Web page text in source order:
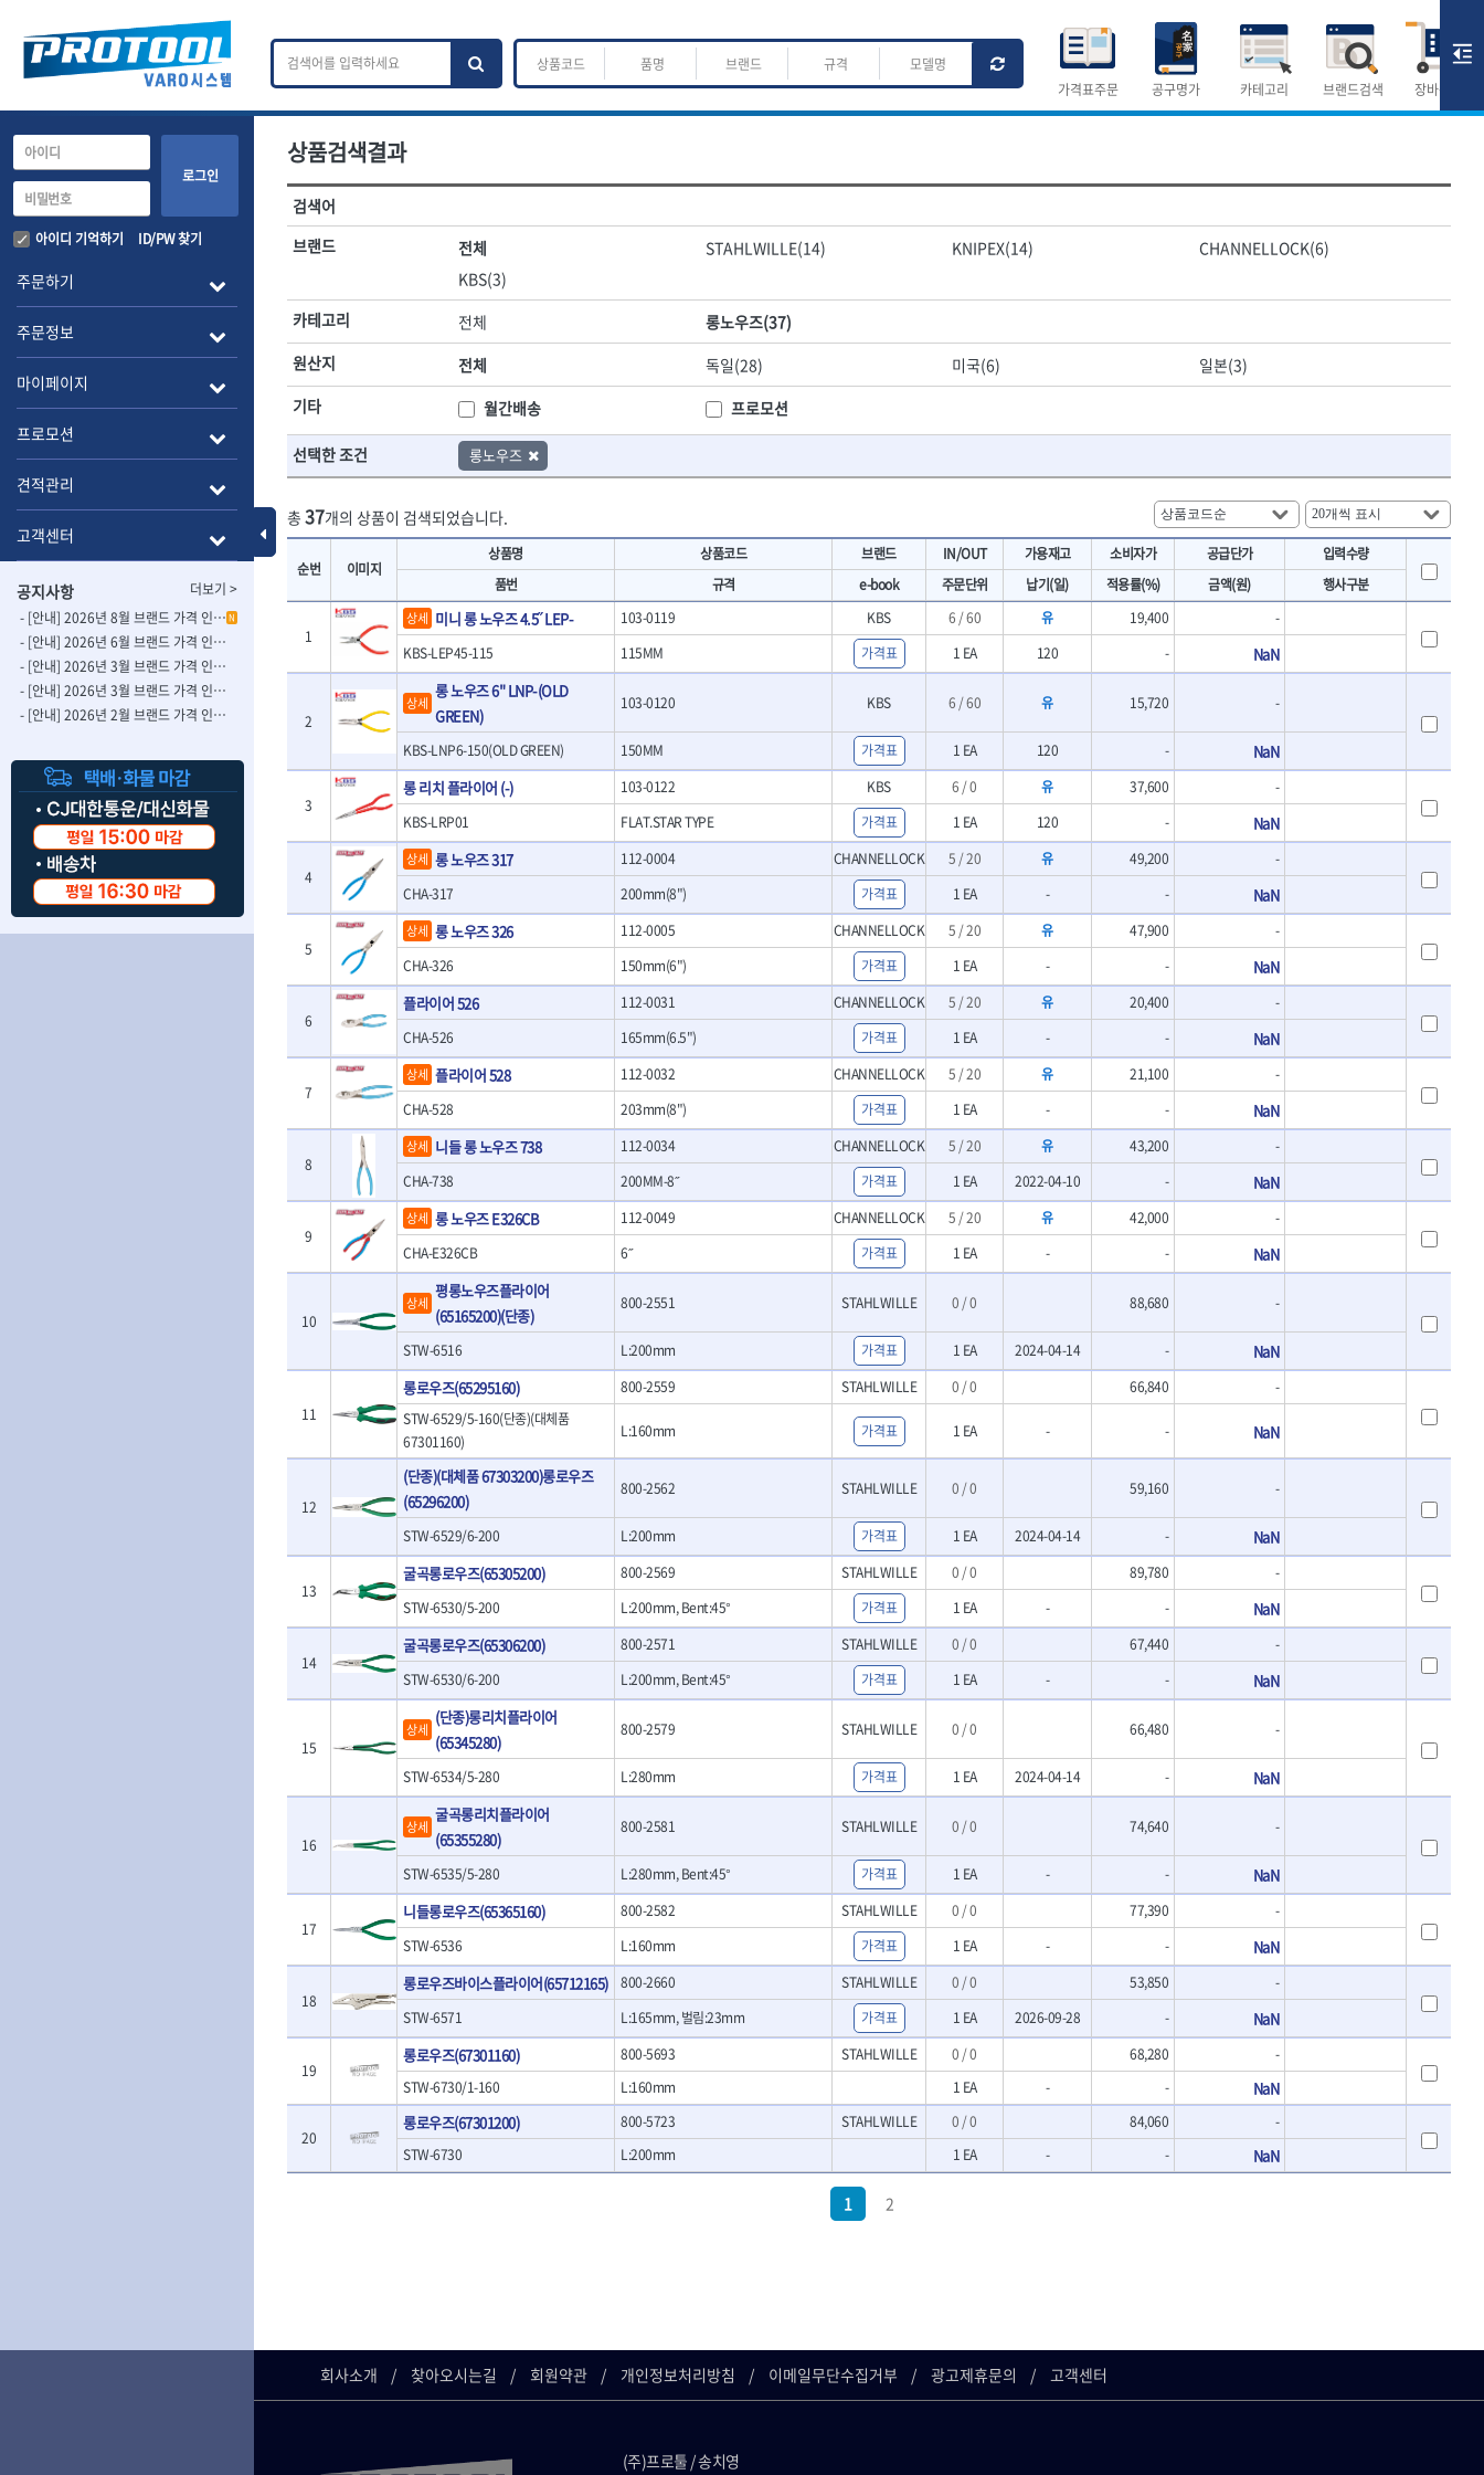
Toggle Menu
가격표주문 공구명가 카테고리 브랜드검색 장바구니
작업공구.종합공구
- 소켓
- 세미롱소켓
- 엑스트라롱소켓
- 임팩소켓
- 임팩세미롱소켓
- 임팩롱소켓
- 유니버셜소켓
- 롱별소켓
- 임팩롱별소켓
- 육각비트소켓
- 임팩육각비트소켓
- 별비트소켓
- XZN비트소켓
- 임팩육각비트
- 임팩비트
- 유니버셜조인트
- 연결대
- 임팩연결대
- 볼연결대
- 라쳇핸들
- 퀵릴리스라쳇핸들
- 육각비트소켓레일세트
- 너트드라이버
- 일자드라이버
배관.전동.에어.운반
배관공구.장비
- 파이프렌치
- 스트랩락파이프핸들
- 파이프커터
- 튜빙커터
- 리머
- 동파이프확관기
- 파이프나사산가공기
- 오스타세트
- 바이스
- 파이프바이스
- 유압전선압착기
- 듀잇밴더
- 마이크로드레인
- 마이크로릴
- 시스네이크컴팩
- 시스네이크미니릴
- 시스네이크
- 배관검사용모니터
- 내시경카메라
- 라인송신기
- 탐지용수신기
- 콤비네이션청소기
- 수동스피너
- 프렉스샤프트
- 액세서리
- 전동드럼머신
- 스프링청소기
- 고압파이프세척기
- 건/습식 청소기
- 청소기악세서리
- 체인파이프렌치
- 동파이프커터
- 플라스틱파이프커터
- 디버러
- 동파이프확관기세트
- 전동오스타세트
- 배관내시경
- 배관청소기
- 하수구청소기
- 커터
- 스프링헤드
- PVC커터
- 기타 악세사리
- 콤프레샤
전동.충전공구
- 드릴
- 드라이버
- 임팩렌치
- 샌더
- 앵글그라인더
- 컷쏘
- 각도절단기
- 플런지쏘
- 블로워
- 밴드쏘
- 원형톱
- 해머드릴
- 임팩드라이버
- 로터리해머
- 라쳇렌치
- 전동가위
- 직쏘
- 멀티커터
- 광택기
- 앵글그라인더
- 샌딩머신
- 밴드쏘
- 콤보세트
- 충전광택기
- 로터리해머
- 배터리
- 충전기
- 청소기
- 오토해머
전동악세서리
- 충전드릴용소켓
- 전동비트롱소켓
- 소켓아답타
- 악세서리
- 청소기
산업.안전.웰딩.계절
- 배관밀봉제
- 선글라스, 고글
- 블로워
- 연장선
- 케이블타이
안전용품
- 안전안경
- 안전고글
- 방진마스크
- 보호복
- 낙하방지코드
- 무릎 보호대
전기.계절상품
- 열풍기
- 히터
- 충전식분무기
- 선풍기
- 용접기
- LED충전식작업등
- LED램프
- 예초기
- 라디에이터
- 심지난로
- 온수 히터
- 열선
- 정온선
- 콤프레셔
목공공구.목공기계
- 환도
- 곡환도
- 곡아사도
- 조각도
- D형조각도
- 카빙나이프
- 나이프
- 스코프
- 손도끼
- 목공용끌
- 나무상자케이스
- 버니셔
- 가우지
- 조각칼
- 끌세트
- 대패
- 톱
- 대패날
- 미니터닝세트
- 포스너비트
- 악세사리
- 클로스샌딩롤
- 스프레이건
- 작업용톱
- 송곳
- 각끌
- 측정자
- 클립
- 컴파스
- 작업대
- 물림쇠
- 측정기
- 디지털습도측정기
- 지그그리퍼시스템
- 치즐세트
- 파팅툴
- 터닝툴세트
- 할로윙툴
- 캘리퍼
- 잭나이프
- 스코프세트
- 크래프트카버세트
- 말렛스위프
- 목공용망치
대패
- 스크래퍼
- 핸드툴세트
- 다이아몬드휠
- 테이블쏘
- 원형톱날
- 스크롤쏘날
- 숫돌
- 다이아몬드숫돌
- 루터비트
- 루터비트세트
- 직쏘날
- 디지털앵글파인더
- 띠톱날
- 모종삽
- 갈퀴
- 호미
- 스포크
- 파종기
- 홈클리너
- 삽
- 괭이
- 전동대패
- 가든툴세트
- 기타 악세사리
목공기계
- 루터, 루터테이블
측정공구.절삭공구
- 컴퍼스
- 수평기
- 레이저메타
- 검전테스터
- 토크렌치
- 디지탈토크렌치
- 토크렌치라쳇헤드
- 토크렌치스패너헤드
- 토크렌치링헤드
- 토크아답타
- 크로우풋
- 비디오스코프
- 토크드라이버세트
- 토크드라이버
- 토크드라이버블레이드
- 다이얼토크렌치
- 토크멀티플라이어
- 토크렌치비트홀다헤드
- 가방/케이스
- 홀쏘날
- 바이메탈홀쏘날
- 하이스드릴
- 드릴세트
- 아바
- 톱날
- 절단석
- 원형톱날
자동차공구.장비
자동차용장비
- 타이어탈착기
- 임팩뒤바퀴휠너트소켓
- 호스클램프플라이어
- 스파크플러그플라이어
전체 ㄷ ㄹ
A
E F J R S T U Z 숫자
전체
1-DAY ABC ACE POWER Armor Tool, LLC
AURIOU
BHS(영창망치) CHANNELLOCK
EIGHT EISHIN EKLIND
ELIPSE
ENGINEER
FLEX
HAZET
HIOKI
ISOTOOL
JOKARI KAKURI Katimax
KAWASA
KHEIRON KLEIN KNIPEX
KOKEN
KTC KUKEN LENOX(사입)
LENOX(수입)
LIENIELSEN
LOCTITE LOGOSOL(AGMA) LONCIN
MACHAN
MAFELL
MARTOR MAYHEW MCC
MORSE
NANIWA
OSEIN
PB
RICHMOND RIDGID ROBERTSORBY
ROTARY LIFT
ROTHENBERGER
RUBI RUKO RYOBI
S.Djarv Hantverk AB
SCANGRIP
Scanprobe SENCI SHINANO
SHOPVAC
SICE
SKIL SMOOS SOURCE
STANZANI SWANSON TEFENPLAST
TENGU
THETA -직판오일등
THETA-공구함 THETA-드라이버 THETA-랜턴
THETA-몽키
THETA-소켓비트 THETA-스패너 THETA-운반구
THETA-자동몽키
THETA-전동악세서리 THETA-측정 THETA-커터,가위
THETA-핸드카트
THOMAS FLINN TOP TOPTUL
TSUNESABURO TUOFU TWOCHERRYS
VAUGHAN VBW VESSEL
WIHA WOODCRAFT XCELITE
XPROTOOL-기어렌치
ZETA(LED) ZETA(PVC커터) ZETA(라디에이터)
ZETA(비트셋트)
ZETA(커터) ZONE KING 가드맨
나노원 나이텍스 대건
대건케이블
디월트 디월트 인버터 발전기 라이트 세이키
미주산업 바람돌이 백마
벡스
스팀코리아 아임삭 에버그린
에코파워팩
엠파이어 우주전열(여름)
일레드 조란 츠노다(TTC)
콰이어트존
플렉스-절단석
로그인
아이디 기억하기 ID/PW 찾기
주문하기
주문정보
마이페이지
프로모션
견적관리
고객센터
공지사항
더보기 >
- [안내] 2026년 8월 브랜드 가격 인상 사전 안내의 건 N
- [안내] 2026년 6월 브랜드 가격 인상 사전 안내의 건
- [안내] 2026년 3월 브랜드 가격 인상 사전 안내의 건-2
- [안내] 2026년 3월 브랜드 가격 인상 사전 안내의 건
- [안내] 2026년 2월 브랜드 가격 인상 사전 안내의 건
상품검색결과
검색어
브랜드
전체 STAHLWILLE(14) KNIPEX(14)
CHANNELLOCK(6)
KBS(3)
카테고리
전체
롱노우즈(37)
원산지
전체 독일(28) 미국(6)
일본(3)
기타
월간배송 프로모션
선택한 조건 롱노우즈
총 37개의 상품이 검색되었습니다.
순번 이미지
상품명 상품코드 브랜드 IN/OUT 가용재고 소비자가 공급단가
입력수량
품번
규격 e-book 주문단위 납기(일) 적용률(%) 금액(원) 행사구분
1
상세 미니 롱 노우즈 4.5˝ LEP- 103-0119 KBS 6 / 60 유 19,400
-
KBS-LEP45-115
115MM 가격표 1 EA 120 - NaN
2
상세
롱 노우즈 6" LNP-(OLD
GREEN)
103-0120 KBS 6 / 60 유 15,720 -
KBS-LNP6-150(OLD GREEN) 150MM 가격표 1 EA 120 - NaN
3
롱 리치 플라이어 (-) 103-0122 KBS 6 / 0 유 37,600
-
KBS-LRP01
FLAT.STAR TYPE 가격표 1 EA 120 - NaN
4
상세 롱 노우즈 317 112-0004 CHANNELLOCK 5 / 20 유 49,200
-
CHA-317
200mm(8") 가격표 1 EA - - NaN
5
상세 롱 노우즈 326 112-0005 CHANNELLOCK 5 / 20 유 47,900
-
CHA-326
150mm(6") 가격표 1 EA - - NaN
6
플라이어 526 112-0031 CHANNELLOCK 5 / 20 유 20,400
-
CHA-526
165mm(6.5") 가격표 1 EA - - NaN
7
상세 플라이어 528 112-0032 CHANNELLOCK 5 / 20 유 21,100
-
CHA-528
203mm(8") 가격표 1 EA - - NaN
8
상세 니들 롱 노우즈 738 112-0034 CHANNELLOCK 5 / 20 유 43,200
-
CHA-738
200MM-8˝ 가격표 1 EA 2022-04-10 - NaN
9
상세 롱 노우즈 E326CB 112-0049 CHANNELLOCK 5 / 20 유 42,000
-
CHA-E326CB
6˝ 가격표 1 EA - - NaN
10
상세
평롱노우즈플라이어
(65165200)(단종)
800-2551 STAHLWILLE 0 / 0 88,680 -
STW-6516 L:200mm 가격표 1 EA 2024-04-14 - NaN
11
롱로우즈(65295160) 800-2559 STAHLWILLE 0 / 0 66,840
-
STW-6529/5-160(단종)(대체품
67301160)
L:160mm 가격표 1 EA - - NaN
12
(단종)(대체품 67303200)롱로우즈
(65296200)
800-2562 STAHLWILLE 0 / 0 59,160 -
STW-6529/6-200 L:200mm 가격표 1 EA 2024-04-14 - NaN
13
굴곡롱로우즈(65305200) 800-2569 STAHLWILLE 0 / 0 89,780
-
STW-6530/5-200
L:200mm, Bent:45° 가격표 1 EA - - NaN
14
굴곡롱로우즈(65306200) 800-2571 STAHLWILLE 0 / 0 67,440
-
STW-6530/6-200
L:200mm, Bent:45° 가격표 1 EA - - NaN
15
상세
(단종)롱리치플라이어
(65345280)
800-2579 STAHLWILLE 0 / 0 66,480 -
STW-6534/5-280 L:280mm 가격표 1 EA 2024-04-14 - NaN
16
상세
굴곡롱리치플라이어
(65355280)
800-2581 STAHLWILLE 0 / 0 74,640 -
STW-6535/5-280 L:280mm, Bent:45° 가격표 1 EA - - NaN
17
니들롱로우즈(65365160) 800-2582 STAHLWILLE 0 / 0 77,390
-
STW-6536
L:160mm 가격표 1 EA - - NaN
18
롱로우즈바이스플라이어(65712165) 800-2660 STAHLWILLE 0 / 0 53,850
-
STW-6571
L:165mm, 벌림:23mm 가격표 1 EA 2026-09-28 - NaN
19
롱로우즈(67301160) 800-5693 STAHLWILLE 0 / 0 68,280
-
STW-6730/1-160
L:160mm 1 EA - - NaN
20
롱로우즈(67301200) 800-5723 STAHLWILLE 0 / 0 84,060
-
STW-6730
L:200mm 1 EA - - NaN
1 2
회사소개 찾아오시는길 회원약관 개인정보처리방침 이메일무단수집거부 광고제휴문의 고객센터
(주)프로툴 / 송치영